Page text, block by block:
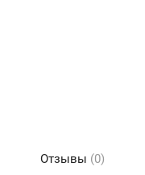
Отзывы (0)